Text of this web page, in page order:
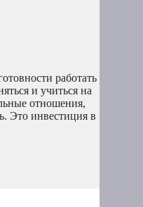
работать
и учиться на
отношения,
Это инвестиция в